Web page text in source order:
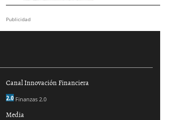
Publicidad
Canal Innovación Financiera
Finanzas 2.0
Media